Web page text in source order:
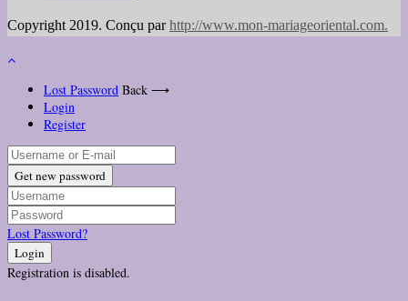
Copyright 2019. Conçu parhttp://www.mon-mariageoriental.com.
Lost Password Back ⟶
Login
Register
Get new password
Lost Password?
Login
Registration is disabled.